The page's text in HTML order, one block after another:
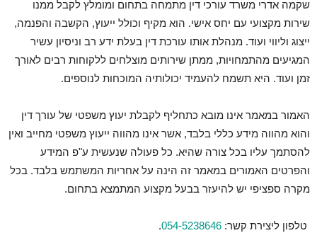
שקמה אדרי משרד עורכי דין מתמחה בתחום ומומלץ לקבל ממנו
שירות מקצועי עם יחס אישי. הוא מקיף וכולל ייעוץ, הקשבה והפנמה,
ייצוג וליווי ועוד. מנהלת אותו עורכת דין בעלת ידע רב וניסיון עשיר
המגיעים מהתמחויות, ממתן שירותים מוצלחים ללקוחות רבים לאורך
זמן ועוד. היא תשמח להעמיד יכולותיה המוכחות לנוספים.
האמור במאמר אינו מובא כתחליף לקבלת יעוץ משפטי של עורך דין
והוא מהווה מידע כללי בלבד, אשר אינו מהווה ייעוץ משפטי מחייב ואין
להסתמך עליו בכל צורה שהיא. כל פעולה שנעשית ע"פ המידע
והפרטים האמורים במאמר זה הינה על אחריות המשתמש בלבד. בכל
מקרה ספציפי יש להיעזר בבעל מקצוע המתמצא בתחום.
טלפון ליצירת קשר: 054-5238646
.